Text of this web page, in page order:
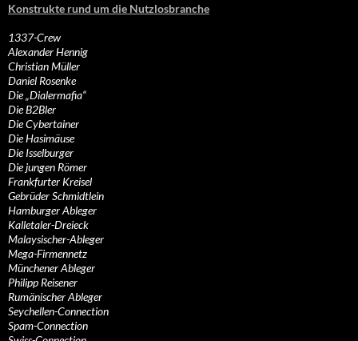
Konstrukte rund um die Nutzlosbranche
1337-Crew
Alexander Hennig
Christian Müller
Daniel Rosenke
Die „Dialermafia“
Die B2Bler
Die Cybertainer
Die Hasimäuse
Die Isselburger
Die jungen Römer
Frankfurter Kreisel
Gebrüder Schmidtlein
Hamburger Ableger
Kalletaler-Dreieck
Malaysischer-Ableger
Mega-Firmennetz
Münchener Ableger
Philipp Reisener
Rumänischer Ableger
Seychellen-Connection
Spam-Connection